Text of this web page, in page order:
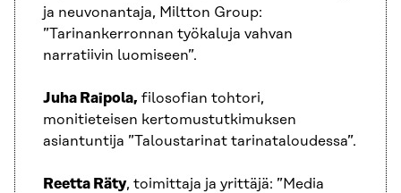
ja neuvonantaja, Miltton Group:
”Tarinankerronnan työkaluja vahvan
narratiivin luomiseen”.
Juha Raipola, filosofian tohtori,
monitieteisen kertomustutkimuksen
asiantuntija ”Taloustarinat tarinataloudessa”.
Reetta Räty, toimittaja ja yrittäjä: ”Media